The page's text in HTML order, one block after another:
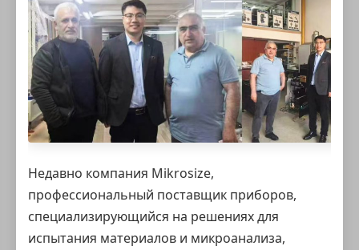
Недавно компания Mikrosize,
профессиональный поставщик приборов,
специализирующийся на решениях для
испытания материалов и микроанализа,